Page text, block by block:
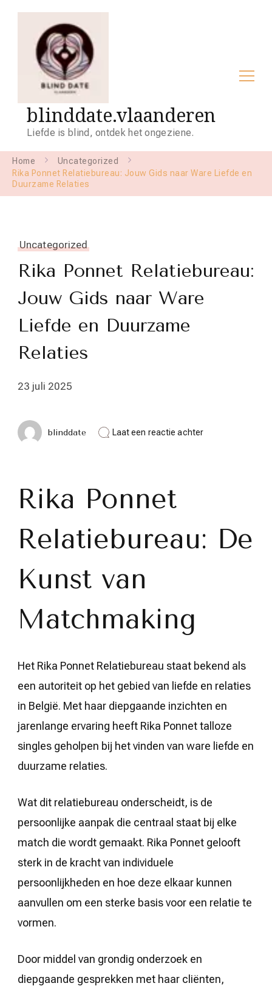
blinddate.vlaanderen
Liefde is blind, ontdek het ongeziene.
Home
Uncategorized
Rika Ponnet Relatiebureau: Jouw Gids naar Ware Liefde en
Duurzame Relaties
Uncategorized
Rika Ponnet Relatiebureau:
Jouw Gids naar Ware
Liefde en Duurzame
Relaties
23 juli 2025
blinddate Laat een reactie achterop
Duurzame
Relaties
Rika Ponnet
Relatiebureau: De
Kunst van
Matchmaking
Het Rika Ponnet Relatiebureau staat bekend als
een autoriteit op het gebied van liefde en relaties
in België. Met haar diepgaande inzichten en
jarenlange ervaring heeft Rika Ponnet talloze
singles geholpen bij het vinden van ware liefde en
duurzame relaties.
Wat dit relatiebureau onderscheidt, is de
persoonlijke aanpak die centraal staat bij elke
match die wordt gemaakt. Rika Ponnet gelooft
sterk in de kracht van individuele
persoonlijkheden en hoe deze elkaar kunnen
aanvullen om een sterke basis voor een relatie te
vormen.
Door middel van grondig onderzoek en
diepgaande gesprekken met haar cliënten,